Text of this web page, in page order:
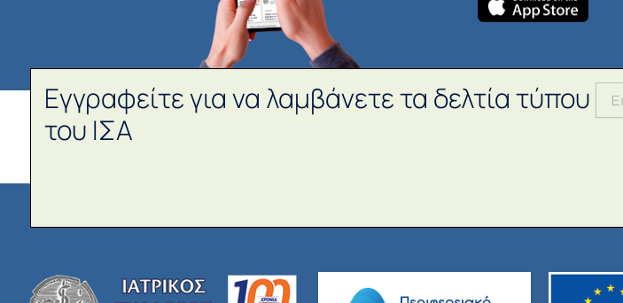
Εγγραφείτε για να λαμβάνετε τα δελτία τύπου
του ΙΣΑ